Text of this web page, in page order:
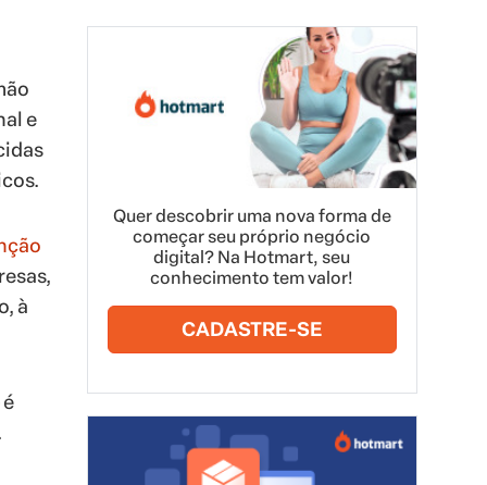
e
à
Quer descobrir uma nova forma de
começar seu próprio negócio
digital? Na Hotmart, seu
conhecimento tem valor!
CADASTRE-SE